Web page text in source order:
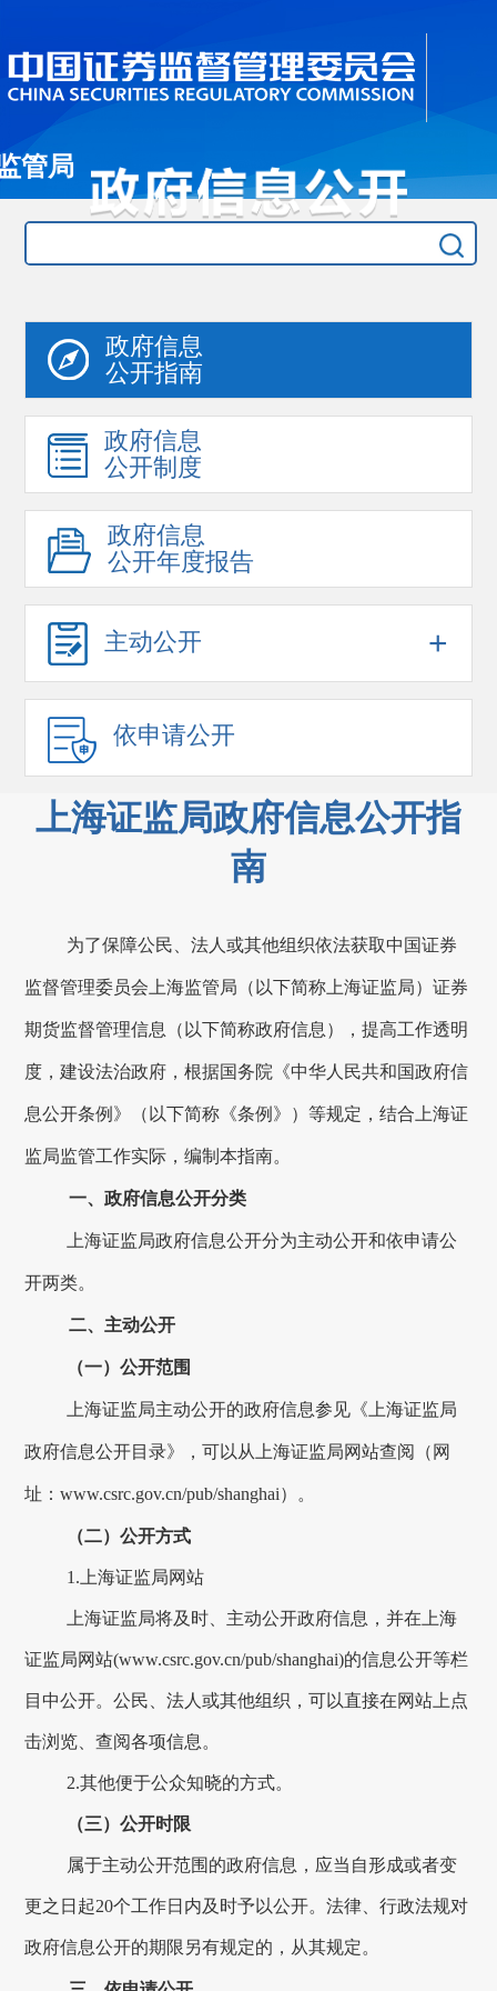
管局
政府信息
公开指南
政府信息
公开制度
政府信息
公开年度报告
主动公开 +
依申请公开
上海证监局政府信息公开指
南
为了保障公民、法人或其他组织依法获取中国证券
监督管理委员会上海监管局（以下简称上海证监局）证券
期货监督管理信息（以下简称政府信息），提高工作透明
度，建设法治政府，根据国务院《中华人民共和国政府信
息公开条例》（以下简称《条例》）等规定，结合上海证
监局监管工作实际，编制本指南。
一、政府信息公开分类
上海证监局政府信息公开分为主动公开和依申请公
开两类。
二、主动公开
（一）公开范围
上海证监局主动公开的政府信息参见《上海证监局
政府信息公开目录》，可以从上海证监局网站查阅（网
址：www.csrc.gov.cn/pub/shanghai）。
（二）公开方式
1. 上海证监局网站
上海证监局将及时、主动公开政府信息，并在上海
证监局网站(www.csrc.gov.cn/pub/shanghai)的信息公开等栏
目中公开。公民、法人或其他组织，可以直接在网站上点
击浏览、查阅各项信息。
2.其他便于公众知晓的方式。
（三）公开时限
属于主动公开范围的政府信息，应当自形成或者变
更之日起20个工作日内及时予以公开。法律、行政法规对
政府信息公开的期限另有规定的，从其规定。